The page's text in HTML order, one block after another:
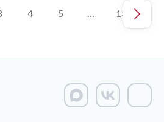
4 5 ... 13